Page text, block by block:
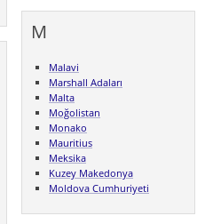
M
Malavi
Marshall Adaları
Malta
Moğolistan
Monako
Mauritius
Meksika
Kuzey Makedonya
Moldova Cumhuriyeti